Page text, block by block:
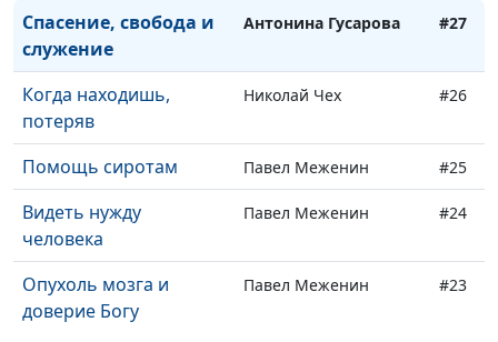
Спасение, свобода и
служение
Антонина Гусарова #27
Когда находишь,
потеряв
Николай Чех #26
Помощь сиротам Павел Меженин #25
Видеть нужду
человека
Павел Меженин #24
Опухоль мозга и
доверие Богу
Павел Меженин #23